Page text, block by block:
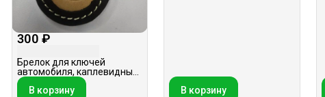
300 ₽
Брелок для ключей
автомобиля, каплевидный,
трехслойный, в
ассортименте
В корзину В корзину